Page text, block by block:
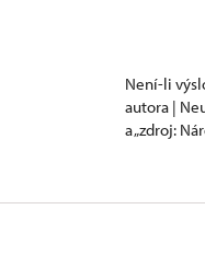
Není-li
autora |
a „zdroj: